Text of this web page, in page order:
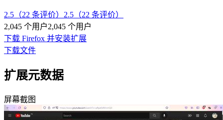
2.5（22 条评价） 2.5（22 条评价）
2,045 个用户2,045 个用户
下载 Firefox 并安装扩展
下载文件
扩展元数据
屏幕截图